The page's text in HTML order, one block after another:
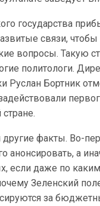
государства
связи,
вопросы. Такую
политологи.
Бортник
другие факты. Во-
а
если даже по
Зеленский
за